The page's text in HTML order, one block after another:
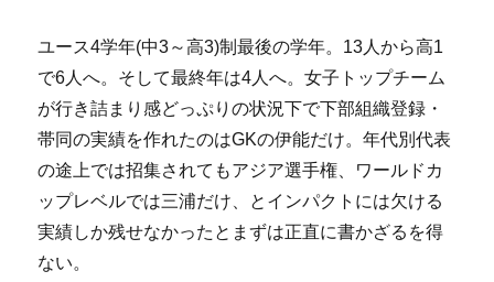
ユース4学年(中3～高3)制最後の学年。13人から高1
で6人へ。そして最終年は4人へ。女子トップチーム
が行き詰まり感どっぷりの状況下で下部組織登録・
帯同の実績を作れたのはGKの伊能だけ。年代別代表
の途上では招集されてもアジア選手権、ワールドカ
ップレベルでは三浦だけ、とインパクトには欠ける
実績しか残せなかったとまずは正直に書かざるを得
ない。